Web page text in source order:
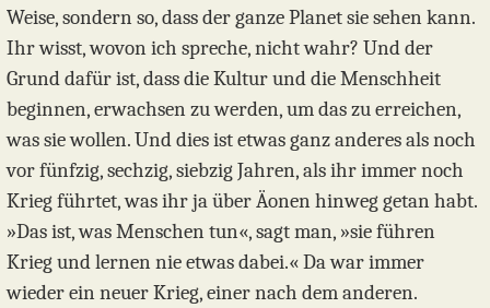
Weise, sondern so, dass der ganze Planet sie sehen kann.
Ihr wisst, wovon ich spreche, nicht wahr? Und der
Grund dafür ist, dass die Kultur und die Menschheit
beginnen, erwachsen zu werden, um das zu erreichen,
was sie wollen. Und dies ist etwas ganz anderes als noch
vor fünfzig, sechzig, siebzig Jahren, als ihr immer noch
Krieg führtet, was ihr ja über Äonen hinweg getan habt.
»Das ist, was Menschen tun«, sagt man, »sie führen
Krieg und lernen nie etwas dabei.« Da war immer
wieder ein neuer Krieg, einer nach dem anderen.